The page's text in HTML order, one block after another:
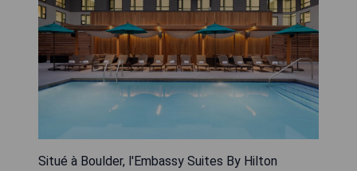
Situé à Boulder, l'Embassy Suites By Hilton